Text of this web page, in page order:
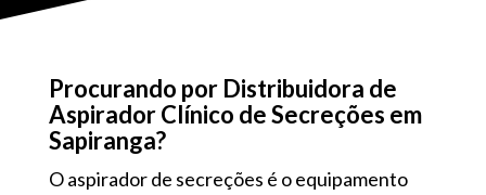
Procurando por Distribuidora de
Aspirador Clínico de Secreções em
Sapiranga?
O aspirador de secreções é o equipamento